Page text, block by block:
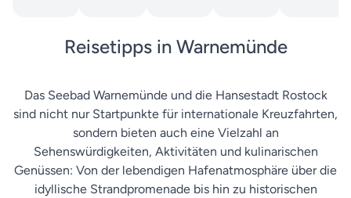
Reisetipps in Warnemünde
Das Seebad Warnemünde und die Hansestadt Rostock
sind nicht nur Startpunkte für internationale Kreuzfahrten,
sondern bieten auch eine Vielzahl an
Sehenswürdigkeiten, Aktivitäten und kulinarischen
Genüssen: Von der lebendigen Hafenatmosphäre über die
idyllische Strandpromenade bis hin zu historischen